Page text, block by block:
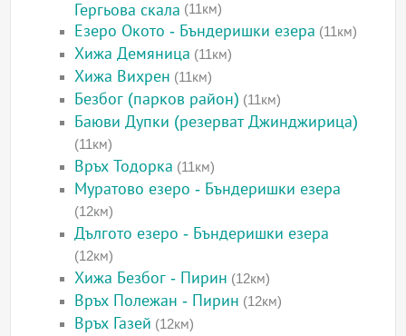
Гергьова скала (11км)
Езеро Окото - Бъндеришки езера (11км)
Хижа Демяница (11км)
Хижа Вихрен (11км)
Безбог (парков район) (11км)
Баюви Дупки (резерват Джинджирица)
(11км)
Връх Тодорка (11км)
Муратово езеро - Бъндеришки езера
(12км)
Дългото езеро - Бъндеришки езера
(12км)
Хижа Безбог - Пирин (12км)
Връх Полежан - Пирин (12км)
Връх Газей (12км)